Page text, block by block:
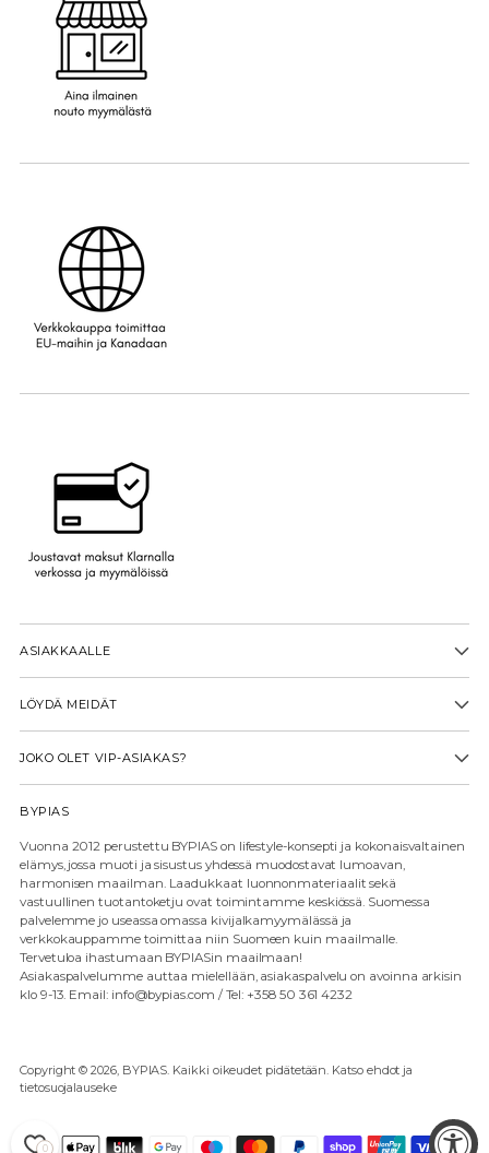
ASIAKKAALLE
LÖYDÄ MEIDÄT
JOKO OLET VIP-ASIAKAS?
BYPIAS
Vuonna 2012 perustettu BYPIAS on lifestyle-konsepti ja kokonaisvaltainen
elämys, jossa muoti ja sisustus yhdessä muodostavat lumoavan,
harmonisen maailman. Laadukkaat luonnonmateriaalit sekä
vastuullinen tuotantoketju ovat toimintamme keskiössä. Suomessa
palvelemme jo useassa omassa kivijalkamyymälässä ja
verkkokauppamme toimittaa niin Suomeen kuin maailmalle.
Tervetuloa ihastumaan BYPIASin maailmaan!
Asiakaspalvelumme auttaa mielellään, asiakaspalvelu on avoinna arkisin
klo 9-13. Email: info@bypias.com / Tel: +358 50 361 4232
Copyright © 2026, BYPIAS. Kaikki oikeudet pidätetään. Katso ehdot ja
tietosuojalauseke
0